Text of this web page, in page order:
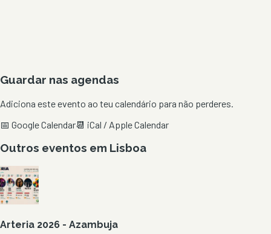
Guardar nas agendas
Adiciona este evento ao teu calendário para não perderes.
📅 Google Calendar📆 iCal / Apple Calendar
Outros eventos em Lisboa
Arteria 2026 - Azambuja